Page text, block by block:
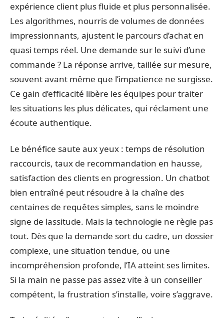
expérience client plus fluide et plus personnalisée.
Les algorithmes, nourris de volumes de données
impressionnants, ajustent le parcours d’achat en
quasi temps réel. Une demande sur le suivi d’une
commande ? La réponse arrive, taillée sur mesure,
souvent avant même que l’impatience ne surgisse.
Ce gain d’efficacité libère les équipes pour traiter
les situations les plus délicates, qui réclament une
écoute authentique.
Le bénéfice saute aux yeux : temps de résolution
raccourcis, taux de recommandation en hausse,
satisfaction des clients en progression. Un chatbot
bien entraîné peut résoudre à la chaîne des
centaines de requêtes simples, sans le moindre
signe de lassitude. Mais la technologie ne règle pas
tout. Dès que la demande sort du cadre, un dossier
complexe, une situation tendue, ou une
incompréhension profonde, l’IA atteint ses limites.
Si la main ne passe pas assez vite à un conseiller
compétent, la frustration s’installe, voire s’aggrave.